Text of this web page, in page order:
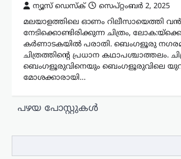
ന്യൂസ് ഡെസ്ക്
സെപ്റ്റംബർ 2, 2025
മലയാളത്തിലെ ഓണം റിലീസായെത്തി
നേടിക്കൊണ്ടിരിക്കുന്ന ചിത്രം,
കര്‍ണാടകയില്‍ പരാതി. ബെംഗളൂരു
ചിത്രത്തിന്‍റെ പ്രധാന കഥാപശ്ചാത്തലം.
ബെംഗളൂരുവിനെയും ബെംഗളൂരുവിലെ
മോശക്കാരായി…
പോസ്റ്റുക്കളിലൂടെ
പഴയ പോസ്റ്റുകൾ